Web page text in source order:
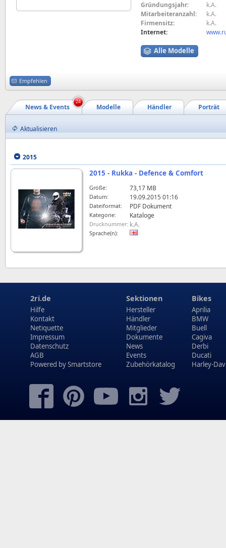
Gründungsjahr:
k.A.
Mitarbeiteranzahl:
k.A.
Firmensitz:
k.A.
Internet:
Alle Modelle
Empfehlen
Porträt
Händler
Modelle
News & Events
24
Aktualisieren
2015
2015 - Rukka - Defence & Comfort
Größe: 73,17 MB
Datum: 19.09.2015 01:16
Dateiformat: PDF Dokument
Kategorie: Kataloge
Drucknummer: k.A.
Sprache(n):
2ri.de
Hilfe
Kontakt
Netiquette
Impressum
Datenschutz
AGB
Powered bySmartstore
Sektionen
Hersteller
Händler
Mitglieder
Dokumente
News
Events
Zubehörkatalog
Bikes
Aprilia
BMW
Buell
Cagiva
Derbi
Ducati
Harley-